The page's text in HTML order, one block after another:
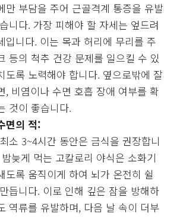
만 부담을 주어 근골격계 통증을 유발
니다. 가장 피해야 할 자세는 엎드려
입니다. 이는 목과 허리에 무리를 주
등의 척추 건강 문제를 일으킬 수 있
도록 노력해야 합니다. 옆으로밖에 잘
, 비염이나 수면 호흡 장애 여부를 확
것이 좋습니다.
면의 적:
소 3~4시간 동안은 금식을 권장합니
늦게 먹는 고칼로리 야식은 소화기
도록 움직이게 하여 뇌가 온전히 쉴
듭니다. 이로 인해 깊은 잠을 방해하
역류를 유발하며, 다음 날 속이 더부